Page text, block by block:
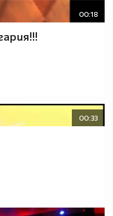
00:18
00:33